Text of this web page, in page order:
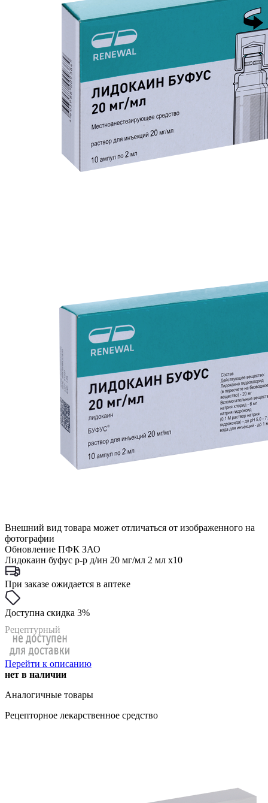
Внешний вид товара может отличаться от изображенного на
фотографии
Обновление ПФК ЗАО
Лидокаин буфус р-р д/ин 20 мг/мл 2 мл x10
При заказе ожидается в аптеке
Доступна скидка 3%
Рецептурный
Перейти к описанию
нет в наличии
Аналогичные товары
Рецепторное лекарственное средство